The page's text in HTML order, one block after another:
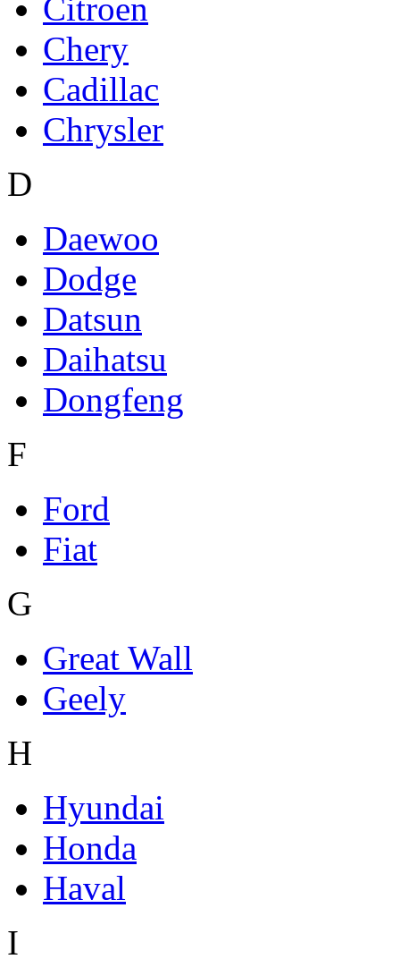
Citroen
Chery
Cadillac
Chrysler
D
Daewoo
Dodge
Datsun
Daihatsu
Dongfeng
F
Ford
Fiat
G
Great Wall
Geely
H
Hyundai
Honda
Haval
I